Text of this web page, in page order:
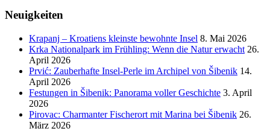
Neuigkeiten
Krapanj – Kroatiens kleinste bewohnte Insel 8. Mai 2026
Krka Nationalpark im Frühling: Wenn die Natur erwacht 26.
April 2026
Prvić: Zauberhafte Insel-Perle im Archipel von Šibenik 14.
April 2026
Festungen in Šibenik: Panorama voller Geschichte 3. April
2026
Pirovac: Charmanter Fischerort mit Marina bei Šibenik 26.
März 2026